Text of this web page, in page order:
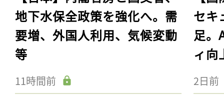
地下水保全政策を強化へ。需
要増、外国人利用、気候変動
等
11時間前
セキ
足。
ィ向
2日前